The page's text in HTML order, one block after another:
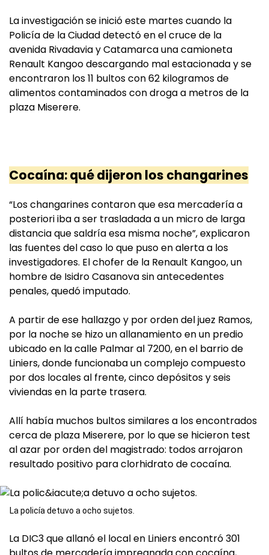
La investigación se inició este martes cuando la
Policía de la Ciudad detectó en el cruce de la
avenida Rivadavia y Catamarca una camioneta
Renault Kangoo descargando mal estacionada y se
encontraron los 11 bultos con 62 kilogramos de
alimentos contaminados con droga a metros de la
plaza Miserere.
Cocaína: qué dijeron los changarines
“Los changarines contaron que esa mercadería a
posteriori iba a ser trasladada a un micro de larga
distancia que saldría esa misma noche”, explicaron
las fuentes del caso lo que puso en alerta a los
investigadores. El chofer de la Renault Kangoo, un
hombre de Isidro Casanova sin antecedentes
penales, quedó imputado.
A partir de ese hallazgo y por orden del juez Ramos,
por la noche se hizo un allanamiento en un predio
ubicado en la calle Palmar al 7200, en el barrio de
Liniers, donde funcionaba un complejo compuesto
por dos locales al frente, cinco depósitos y seis
viviendas en la parte trasera.
Allí había muchos bultos similares a los encontrados
cerca de plaza Miserere, por lo que se hicieron test
al azar por orden del magistrado: todos arrojaron
resultado positivo para clorhidrato de cocaína.
La policía detuvo a ocho sujetos.
La DIC3 que allanó el local en Liniers encontró 301